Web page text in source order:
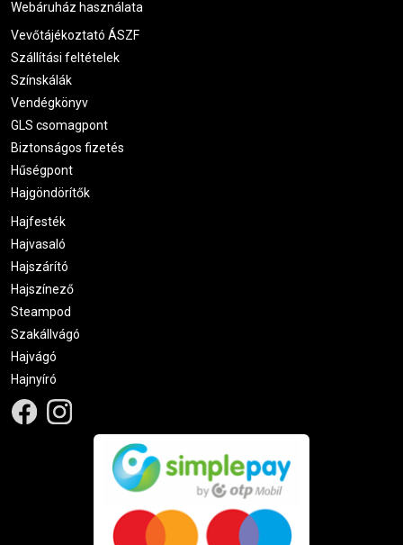
Érzékeny bőr esetén, ahol különösen fontos a gyengéd
ápolás
Webáruház használata
Vevőtájékoztató ÁSZF
Szállítási feltételek
Színskálák
Vendégkönyv
GLS csomagpont
Biztonságos fizetés
Hűségpont
Hajgöndörítők
Hajfesték
Hajvasaló
Hajszárító
Hajszínező
Steampod
Szakállvágó
Hajvágó
Hajnyíró